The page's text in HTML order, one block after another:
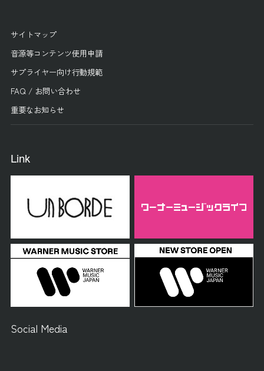
サイトマップ
音源等コンテンツ使用申請
サプライヤー向け行動規範
FAQ / お問い合わせ
重要なお知らせ
Link
Social Media